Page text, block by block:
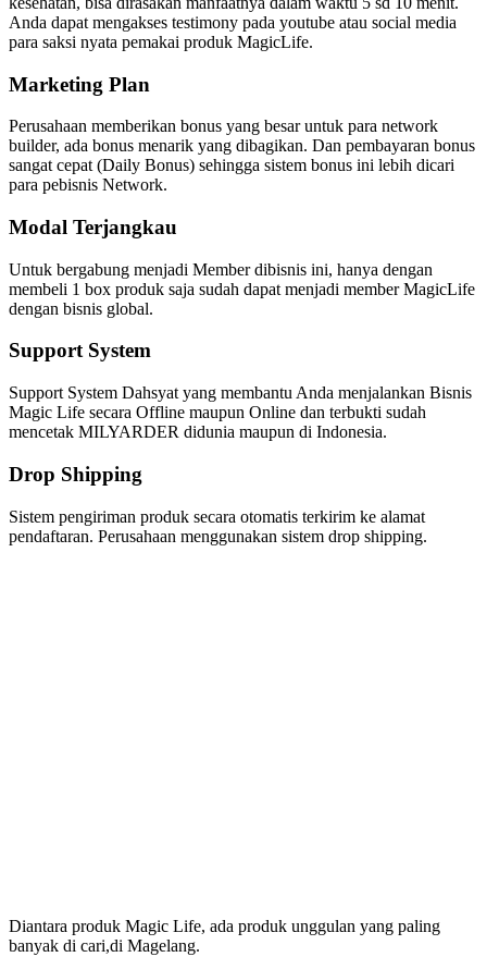
Anda dapat mengakses testimony pada youtube atau social media
para saksi nyata pemakai produk MagicLife.
Marketing Plan
Perusahaan memberikan bonus yang besar untuk para network
builder, ada bonus menarik yang dibagikan. Dan pembayaran bonus
sangat cepat (Daily Bonus) sehingga sistem bonus ini lebih dicari
para pebisnis Network.
Modal Terjangkau
Untuk bergabung menjadi Member dibisnis ini, hanya dengan
membeli 1 box produk saja sudah dapat menjadi member MagicLife
dengan bisnis global.
Support System
Support System Dahsyat yang membantu Anda menjalankan Bisnis
Magic Life secara Offline maupun Online dan terbukti sudah
mencetak MILYARDER didunia maupun di Indonesia.
Drop Shipping
Sistem pengiriman produk secara otomatis terkirim ke alamat
pendaftaran. Perusahaan menggunakan sistem drop shipping.
Diantara produk Magic Life, ada produk unggulan yang paling
banyak di cari,di Magelang.